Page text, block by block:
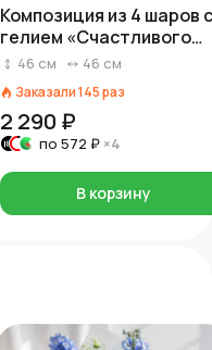
Композиция из 4 шаров с
гелием «Счастливого
Дня Рождения (цветы)»
46 см 46 см
Заказали145раз
2 290 ₽
по 572 ₽ ×4
В корзину